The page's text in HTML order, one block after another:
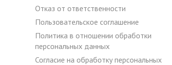
Отказ от ответственности
Пользовательское соглашение
Политика в отношении обработки
персональных данных
Согласие на обработку персональных